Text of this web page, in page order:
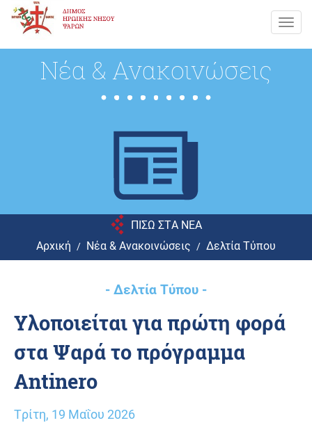
Νέα & Ανακοινώσεις
ΠΙΣΩ ΣΤA NEA
Αρχική
Νέα & Ανακοινώσεις Δελτία Τύπου
- Δελτία Τύπου -
Υλοποιείται για πρώτη φορά
στα Ψαρά το πρόγραμμα
Antinero
Τρίτη, 19 Μαΐου 2026